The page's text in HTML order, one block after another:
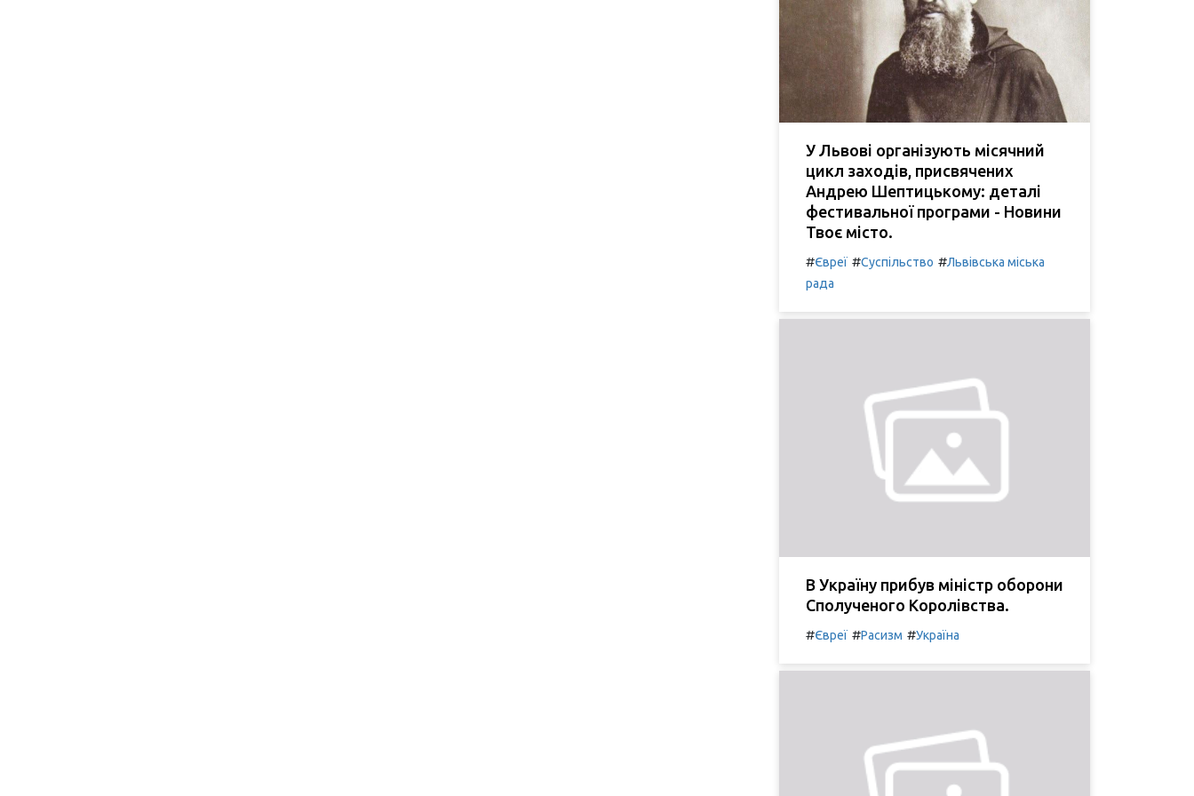
У Львові організують місячний
цикл заходів, присвячених
Андрею Шептицькому: деталі
фестивальної програми - Новини
Твоє місто.
#Євреї #Суспільство #Львівська міська
рада
В Україну прибув міністр оборони
Сполученого Королівства.
#Євреї #Расизм #Україна